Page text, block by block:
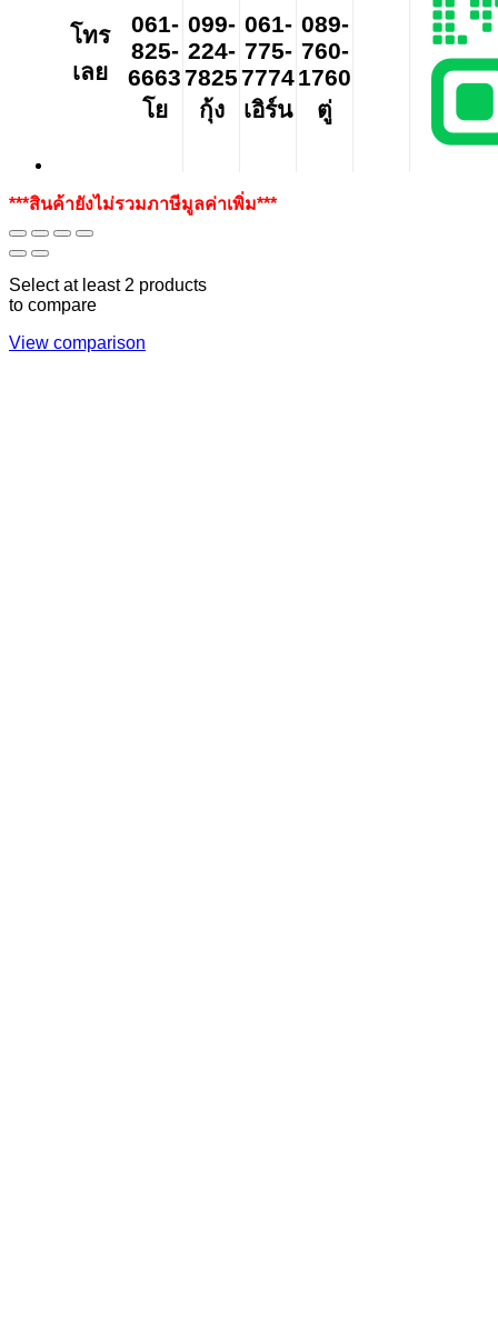
โทร
เลย
061-
825-
6663
โย
099-
224-
7825
กุ้ง
061-
775-
7774
เอิร์น
089-
760-
1760
ตู่
***สินค้ายังไม่รวมภาษีมูลค่าเพิ่ม***
Select at least 2 products
to compare
View comparison